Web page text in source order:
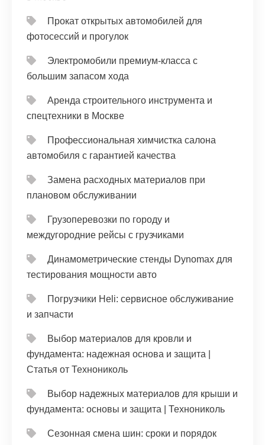
Прокат открытых автомобилей для
фотосессий и прогулок
Электромобили премиум-класса с
большим запасом хода
Аренда строительного инструмента и
спецтехники в Москве
Профессиональная химчистка салона
автомобиля с гарантией качества
Замена расходных материалов при
плановом обслуживании
Грузоперевозки по городу и
междугородние рейсы с грузчиками
Динамометрические стенды Dynomax для
тестирования мощности авто
Погрузчики Heli: сервисное обслуживание
и запчасти
Выбор материалов для кровли и
фундамента: надежная основа и защита |
Статья от Технониколь
Выбор надежных материалов для крыши и
фундамента: основы и защита | Технониколь
Сезонная смена шин: сроки и порядок